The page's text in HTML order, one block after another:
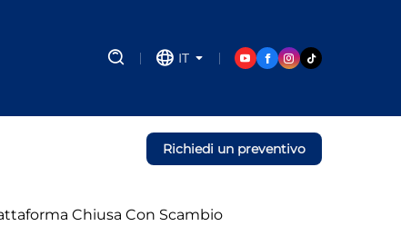
IT
Richiedi un preventivo
Chiusa Con Scambio